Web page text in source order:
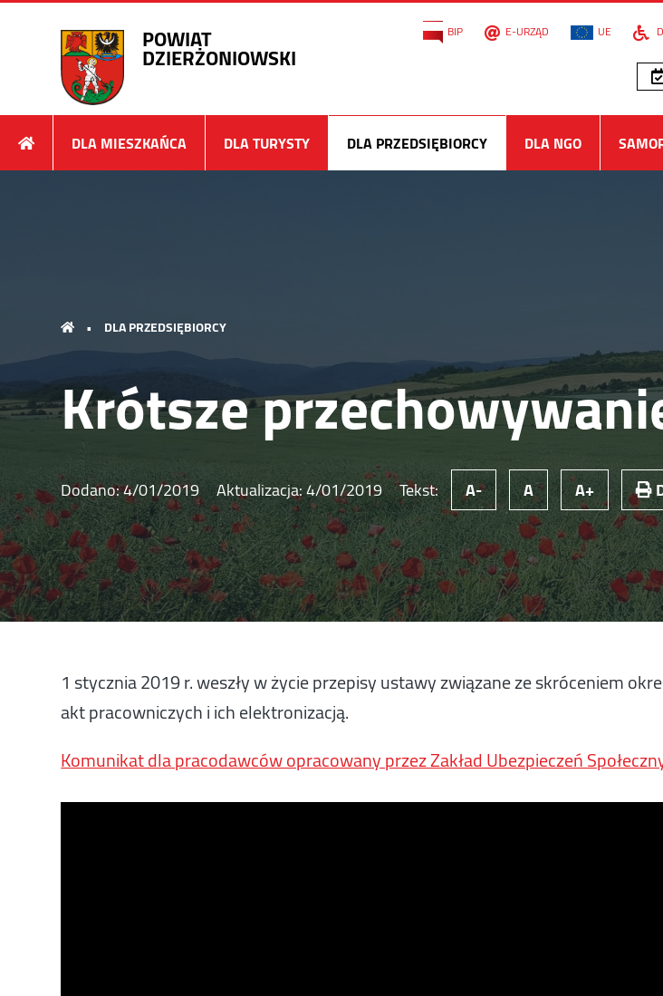
POWIAT
DZIERŻONIOWSKI
BIP E-URZĄD UE
DLA MIESZKAŃCA DLA TURYSTY DLA PRZEDSIĘBIORCY DLA NGO
• DLA PRZEDSIĘBIORCY
Krótsze
Dodano:4/01/2019 Aktualizacja:4/01/2019 Tekst: A- A A+
1 stycznia 2019 r. weszły w życie przepisy ustawy związane ze skróceniem
akt pracowniczych i ich elektronizacją.
Komunikat dla pracodawców opracowany przez Zakład Ubezpieczeń